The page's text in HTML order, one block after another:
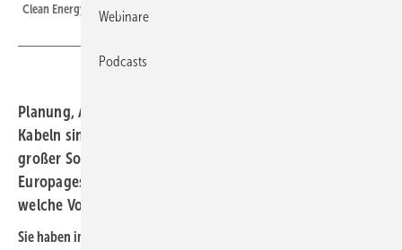
Clean Energy.
Planung, Auswahl und Verlegung von Leitungen und
Kabeln sind entscheidend für die Kosten und den Ertrag
großer Solarparks. Georg Urban leitet das
Europageschäft von Voltage Clean Energy. Er erläutert,
welche Vorteile vorkonfektionierte Lösungen bieten.
Sie haben im März in Frankfurt am Main ein Büro eröffnet. Wo
Webinare
Podcasts